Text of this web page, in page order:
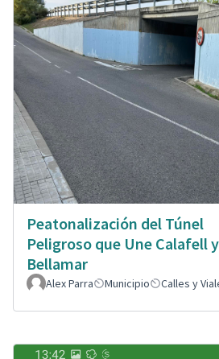
Peatonalización del Túnel
Peligroso que Une Calafell y
Bellamar
Alex Parra Municipio Calles y